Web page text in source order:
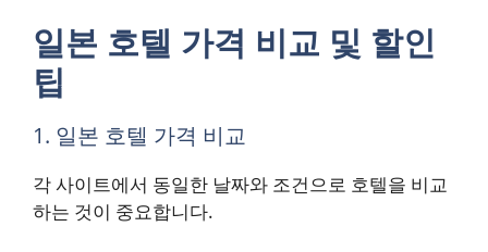
일본 호텔 가격 비교 및 할인
팁
1. 일본 호텔 가격 비교
각 사이트에서 동일한 날짜와 조건으로 호텔을 비교
하는 것이 중요합니다.